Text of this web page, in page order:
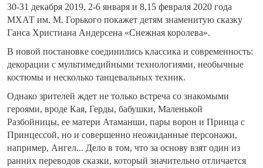
30-31 декабря 2019, 2-6 января и 8,15 февраля 2020 года
МХАТ им. М. Горького покажет детям знаменитую сказку
Ганса Христиана Андерсена «Снежная королева».
В новой постановке соединились классика и современность:
декорации с мультимедийными технологиями, необычные
костюмы и несколько танцевальных техник.
Однако зрителей ждет не только встреча со знакомыми
героями, вроде Кая, Герды, бабушки, Маленькой
Разбойницы, ее матери Атаманши, пары ворон и Принца с
Принцессой, но и совершенно неожиданные персонажи,
например, Ангел... Дело в том, что за основу взят один из
ранних переводов сказки, который значительно отличается